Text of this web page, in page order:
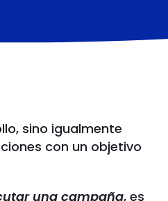
sino igualmente
con un objetivo
una campaña, es